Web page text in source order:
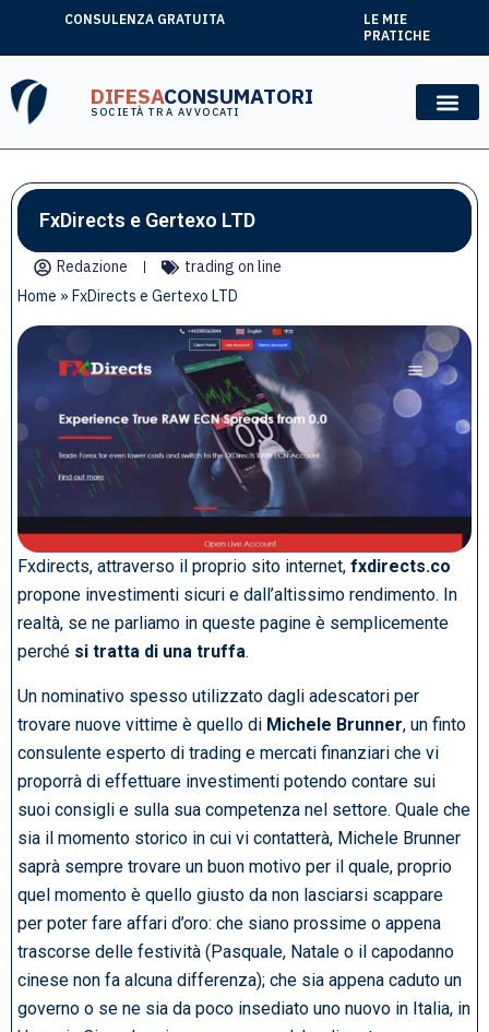
CONSULENZA GRATUITA
LE MIE
PRATICHE
DIFESACONSUMATORI
SOCIETÀ TRA AVVOCATI
FxDirects e Gertexo LTD
Redazione
trading on line
Home » FxDirects e Gertexo LTD
Fxdirects, attraverso il proprio sito internet, fxdirects.co
propone investimenti sicuri e dall’altissimo rendimento. In
realtà, se ne parliamo in queste pagine è semplicemente
perché si tratta di una truffa.
Un nominativo spesso utilizzato dagli adescatori per
trovare nuove vittime è quello di Michele Brunner, un finto
consulente esperto di trading e mercati finanziari che vi
proporrà di effettuare investimenti potendo contare sui
suoi consigli e sulla sua competenza nel settore. Quale che
sia il momento storico in cui vi contatterà, Michele Brunner
saprà sempre trovare un buon motivo per il quale, proprio
quel momento è quello giusto da non lasciarsi scappare
per poter fare affari d’oro: che siano prossime o appena
trascorse delle festività (Pasquale, Natale o il capodanno
cinese non fa alcuna differenza); che sia appena caduto un
governo o se ne sia da poco insediato uno nuovo in Italia, in